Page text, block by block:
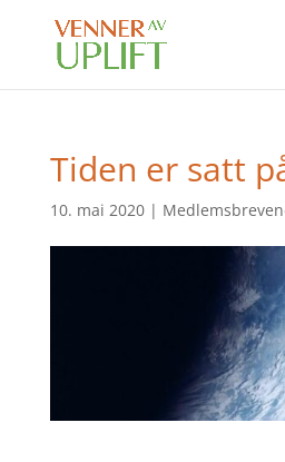
Tiden er satt
10. mai 2020|